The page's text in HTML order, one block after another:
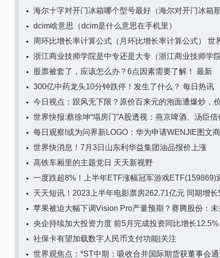
海尔十字对开门冰箱哪个型号最好（海尔对开门冰箱
dcim啥意思（dcim是什么意思在手机里）
周环比增长率计算公式（月环比增长率计算公式） 世
浙江商业技师学院是中专还是大专（浙江商业技师学院
股票被套了，应该怎么办？6点因素需要了解！ 最新
300亿中药龙头10分钟跌停！发生了什么？ 每日热讯
今日视点：跟风无下限？原价百来元的泡面遭爆炒，
世界快报:蔡徐坤“塌房门”A股透视：燕京啤酒、汤臣
每日观察!或为问界新LOGO：华为申请WENJIE图文
世界快消息！7月3日山东利华益集团油品报价上涨
高铁车厢里的主题党日 天天新视野
一度跌超8%！上半年ETF涨幅冠军游戏ETF(159869)
天天短讯！2023上半年电影票房262.71亿元 同期增长
苹果被迫大幅下调Vision Pro产量预期？赛腾股份：未
央企持续加大投资力度 前5月完成投资同比增长12.5%
社保卡有望加载数字人民币支付功能|关注
世界观焦点：*ST中期：吸收合并国际期货获董事会